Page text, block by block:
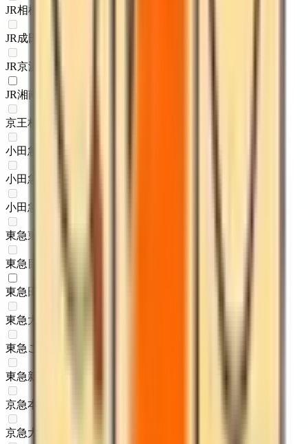
JR相模線
JR成田エクスプレス
JR京浜東北線
JR湘南新宿ライン
京王相模原線
小田急線
小田急江ノ島線
小田急多摩線
東急東横線
東急目黒線
東急田園都市線
東急大井町線
東急こどもの国線
東急新横浜線
京急本線
京急大師線